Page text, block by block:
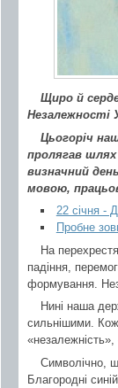
Щиро й
Незалежності
Цьогоріч
пролягав
визначний
мовою,
22 січня -
Пробне
На
падіння,
формування.
Нині наша
сильнішими.
Символічно,
Благородні